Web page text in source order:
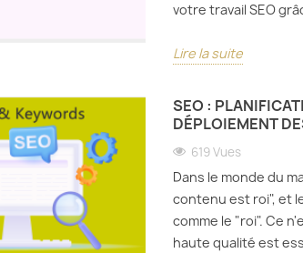
votre travail SEO
Lire la suite
SEO :
DÉPLOIEMENT
619 Vues
Dans le monde du
contenu est roi", et
comme le "roi". Ce
haute qualité est